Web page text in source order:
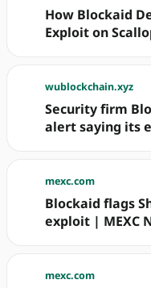
How Blockaid
Exploit on
wublockchain.xyz
Security firm
alert saying its
mexc.com
Blockaid flags
exploit | MEXC
mexc.com